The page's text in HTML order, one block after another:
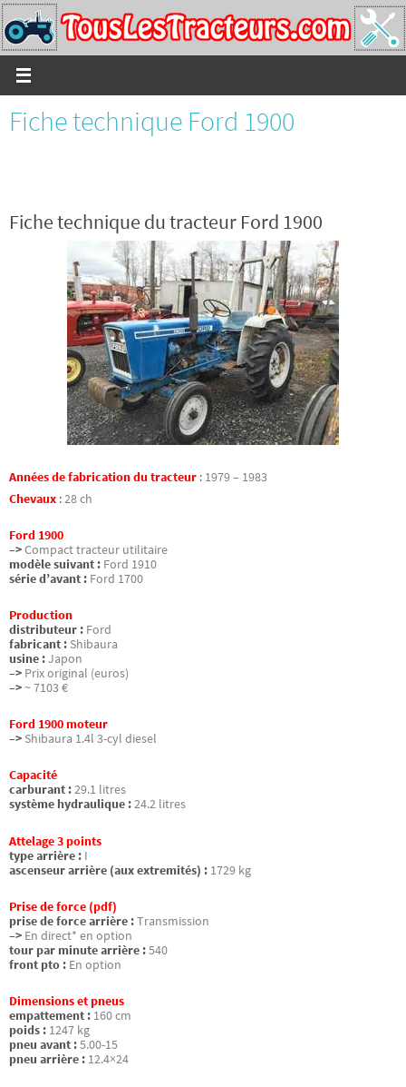
Passer
vers
le
contenu
Fiche technique Ford 1900
Fiche technique du tracteur Ford 1900
Années de fabrication du tracteur : 1979 – 1983
Chevaux :28 ch
Ford 1900
–>Compact tracteur utilitaire
modèle suivant : Ford 1910
série d’avant : Ford 1700
Production
distributeur : Ford
fabricant : Shibaura
usine :Japon
–> Prix original (euros)
–> ~ 7103 €
Ford 1900 moteur
–> Shibaura 1.4l 3-cyl diesel
Capacité
carburant :29.1 litres
système hydraulique :24.2 litres
Attelage 3 points
type arrière : I
ascenseur arrière (aux extremités) : 1729 kg
Prise de force (pdf)
prise de force arrière :Transmission
–> En direct* en option
tour par minute arrière :540
front pto : En option
Dimensions et pneus
empattement : 160 cm
poids : 1247 kg
pneu avant :5.00-15
pneu arrière : 12.4×24